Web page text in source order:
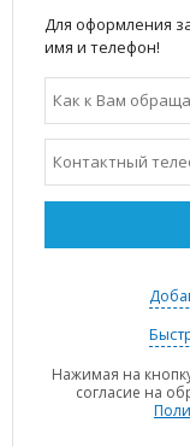
Для оформления
имя и телефон!
Нажимая на
согласие на